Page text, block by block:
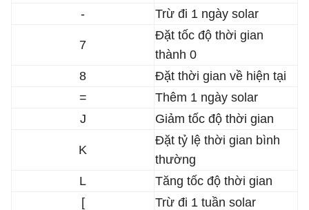
- Trừ đi 1 ngày solar
7
Đặt tốc độ thời gian
thành 0
8
Đặt thời gian về hiện tại
=
Thêm 1 ngày solar
J
Giảm tốc độ thời gian
K
Đặt tỷ lệ thời gian bình
thường
L
Tăng tốc độ thời gian
[
Trừ đi 1 tuần solar